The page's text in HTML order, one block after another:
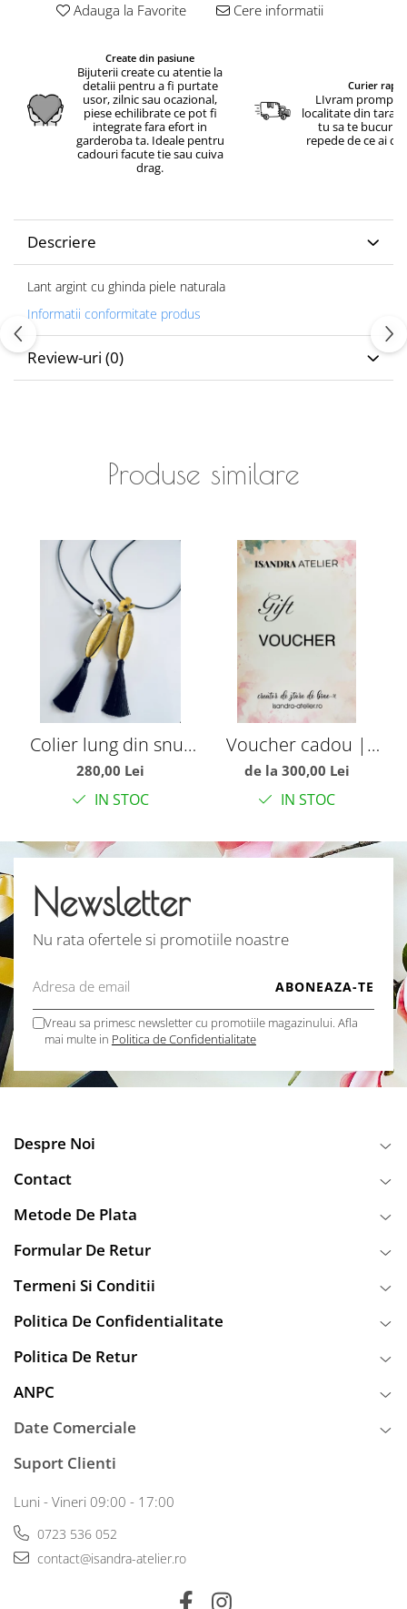
Adauga la Favorite Cere informatii
Create din pasiune
Bijuterii create cu atentie la
detalii pentru a fi purtate
usor, zilnic sau ocazional,
piese echilibrate ce pot fi
integrate fara efort in
garderoba ta. Ideale pentru
cadouri facute tie sau cuiva
drag.
Curier rapid
LIvram prompt
localitate din tara.
tu sa te bucuri
repede de ce ai
Descriere
Lant argint cu ghinda piele naturala
Informatii conformitate produs
Review-uri (0)
Produse similare
Colier lung din snur
de piele si ciucuri
280,00 Lei
IN STOC
Voucher cadou |
Isandra Atelier
de la 300,00 Lei
IN STOC
Newsletter
Nu rata ofertele si promotiile noastre
Vreau sa primesc newsletter cu promotiile magazinului. Afla
mai multe in Politica de Confidentialitate
Despre Noi
Contact
Metode De Plata
Formular De Retur
Termeni Si Conditii
Politica De Confidentialitate
Politica De Retur
ANPC
Date Comerciale
Suport Clienti
Luni - Vineri 09:00 - 17:00
0723 536 052
contact@isandra-atelier.ro